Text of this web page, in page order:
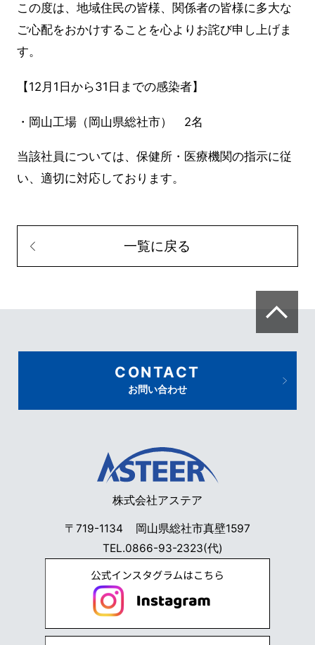
この度は、地域住民の皆様、関係者の皆様に多大な
ご心配をおかけすることを心よりお詫び申し上げま
す。
【12月1日から31日までの感染者】
・岡山工場（岡山県総社市） 2名
当該社員については、保健所・医療機関の指示に従
い、適切に対応しております。
一覧に戻る
株式会社アステア
〒719-1134
岡山県総社市真壁1597
TEL.0866-93-2323(代)
CONTACT
お問い合わせ